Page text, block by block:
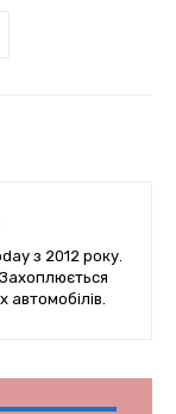
з 2012 року.
автомобілів.